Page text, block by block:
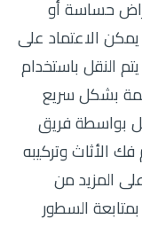
حساسة أو
الاعتماد على
النقل باستخدام
بشكل سريع
بواسطة فريق
الأثاث وتركيبه
المزيد من
بمتابعة السطور